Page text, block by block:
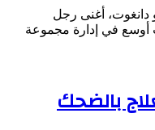
دانغوت، أغنى رجل
أوسع في إدارة مجموعة
بالضحك